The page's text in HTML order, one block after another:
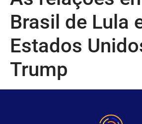
Brasil de Lula
Estados
Trump